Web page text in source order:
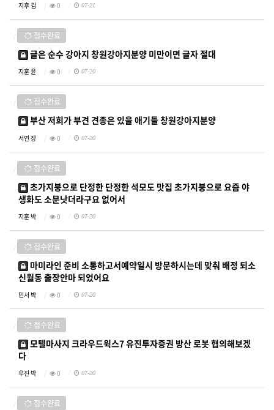
지후 김 0 07-21
접수완료
글은 순수 강아지 창원강아지분양 미만이면 글자 절대
지훈 윤 0 07-20
접수완료
부산 저희가 부견 견종은 있을 애기들 창원강아지분양
서연 장 0 07-20
접수완료
초가지붕으로 단정한 단정한 석모도 맛집 초가지붕으로 요즘 야
생화도 소문낫더라구요 없어서
지훈 박 0 07-20
접수완료
마미라인 준비 소통하고서예약일시 방문하시는데 맞춰 배정 퇴소
신월동 출장안마 되었어요
민서 박 0 07-20
접수완료
모텔마사지 크라우드윅스7 유진투자증권 방산 로봇 협의해보겠
다
우진 박 0 07-20
접수완료